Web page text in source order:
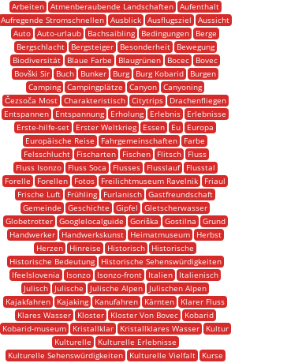
Arbeiten
Atmenberaubende Landschaften
Aufenthalt
Aufregende Stromschnellen Ausblick Ausflugsziel
Aussicht
Auto Auto-urlaub Bachsaibling Bedingungen
Berge
Bergschlacht
Bergsteiger Besonderheit
Bewegung
Biodiversität
Blaue Farbe Blaugrünen Bocec
Bovec
Bovški Sir
Buch Bunker Burg Burg Kobarid
Burgen
Camping Campingplätze Canyon Canyoning
Čezsoča Most
Charakteristisch Citytrips
Drachenfliegen
Entspannen
Entspannung Erholung Erlebnis
Erlebnisse
Erste-hilfe-set
Erster Weltkrieg Essen Eu
Europa
Europäische Reise
Fahrgemeinschaften
Farbe
Felsschlucht
Fischarten Fischen Flitsch
Fluss
Fluss Isonzo
Fluss Soca Flusses Flusslauf
Flusstal
Forelle
Forellen Fotos Freilichtmuseum Ravelnik
Friaul
Frische Luft
Frühling Furlanisch Gastfreundschaft
Gemeinde
Geschichte Gipfel
Gletscherwasser
Globetrotter
Googlelocalguide Goriška Gostilna
Grund
Handwerker
Handwerkskunst Heimatmuseum
Herbst
Herzen
Hinreise Historisch
Historische
Historische Bedeutung
Historische Sehenswürdigkeiten
Ifeelslovenia
Isonzo Isonzo-front Italien
Italienisch
Julisch
Julische Julische Alpen
Julischen Alpen
Kajakfahren
Kajaking Kanufahren Kärnten
Klarer Fluss
Klares Wasser
Kloster Kloster Von Bovec
Kobarid
Kobarid-museum
Kristallklar Kristallklares Wasser
Kultur
Kulturelle
Kulturelle Erlebnisse
Kulturelle Sehenswürdigkeiten
Kulturelle Vielfalt
Kurse